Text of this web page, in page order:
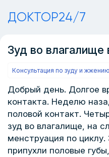
ДОКТОР24/7
Зуд во
Консультация по зуду и
Добрый день. Долгое
контакта. Неделю
половой контакт.
зуд во влагалище, на
менструация по
припухли половые